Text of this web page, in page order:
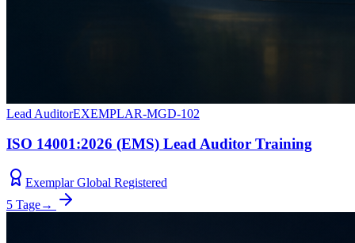
Lead AuditorEXEMPLAR-MGD-102
ISO 14001:2026 (EMS) Lead Auditor Training
Exemplar Global Registered
5 Tage→